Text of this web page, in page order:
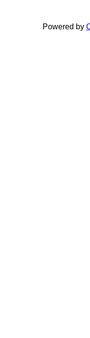
Powered by